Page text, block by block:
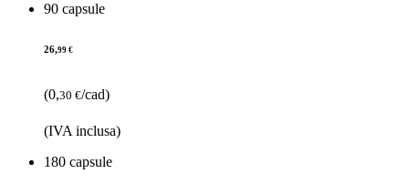
90 capsule
26,99 €
(0,30 €/cad)
(IVA inclusa)
180 capsule